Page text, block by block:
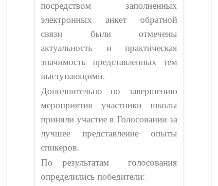
посредством заполненных
электронных анкет обратной
связи были отмечены
актуальность и практическая
значимость представленных тем
выступающими.
Дополнительно по завершению
мероприятия участники школы
приняли участие в Голосовании за
лучшее представление опыты
спикеров.
По результатам голосования
определились победители: